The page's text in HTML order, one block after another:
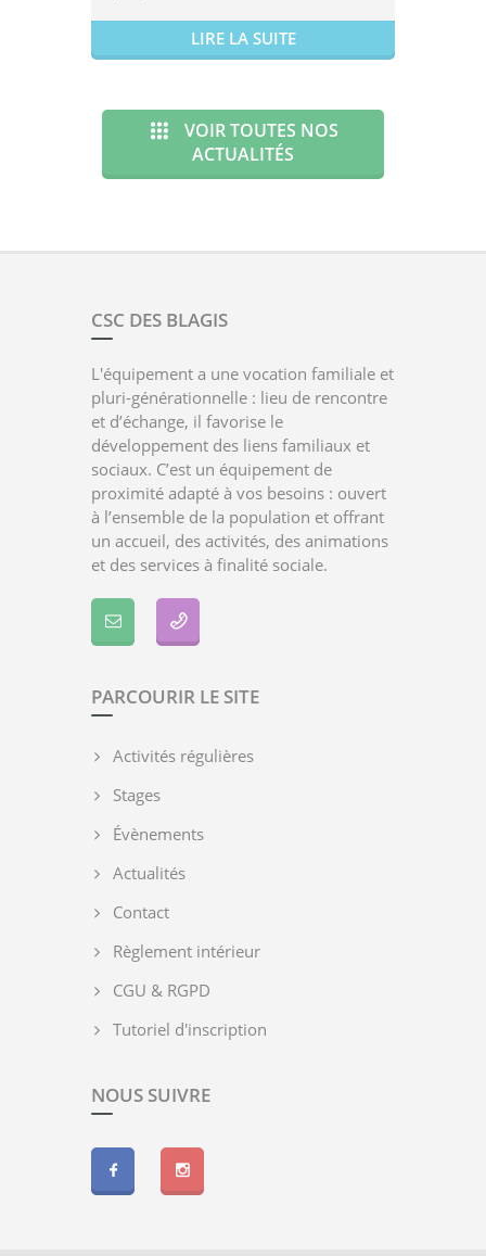
LIRE LA SUITE
VOIR TOUTES NOS
ACTUALITÉS
CSC DES BLAGIS
L'équipement a une vocation familiale et
pluri-générationnelle : lieu de rencontre
et d’échange, il favorise le
développement des liens familiaux et
sociaux. C’est un équipement de
proximité adapté à vos besoins : ouvert
à l’ensemble de la population et offrant
un accueil, des activités, des animations
et des services à finalité sociale.
PARCOURIR LE SITE
Activités régulières
Stages
Évènements
Actualités
Contact
Règlement intérieur
CGU & RGPD
Tutoriel d'inscription
NOUS SUIVRE